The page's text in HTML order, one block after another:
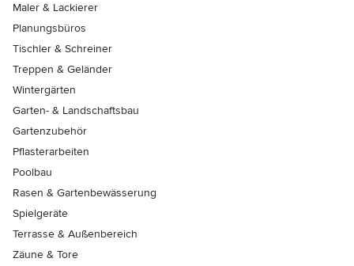
Maler & Lackierer
Planungsbüros
Tischler & Schreiner
Treppen & Geländer
Wintergärten
Garten- & Landschaftsbau
Gartenzubehör
Pflasterarbeiten
Poolbau
Rasen & Gartenbewässerung
Spielgeräte
Terrasse & Außenbereich
Zäune & Tore